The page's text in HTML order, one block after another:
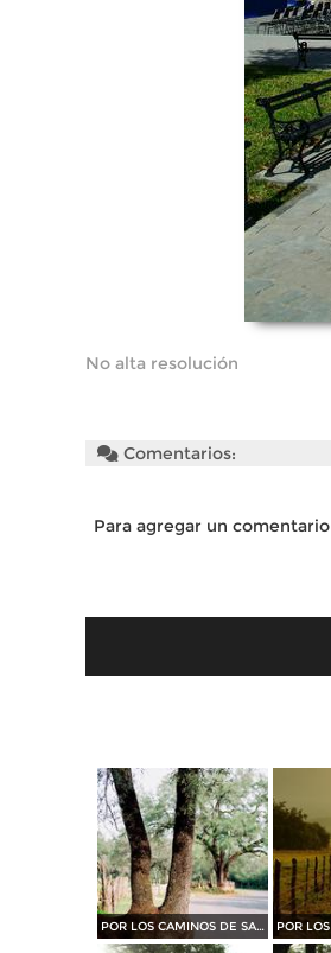
No alta resolución
Comentarios:
Para agregar un comentario
POR LOS CAMINOS DE SANTIAGO